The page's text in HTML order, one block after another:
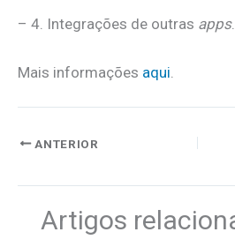
– 4. Integrações de outras apps.
Mais informações aqui
ANTERIOR
Artigos